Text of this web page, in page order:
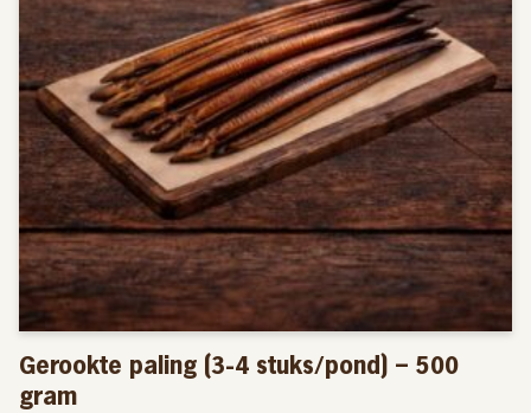
Gerookte paling (3-4 stuks/pond) – 500
gram